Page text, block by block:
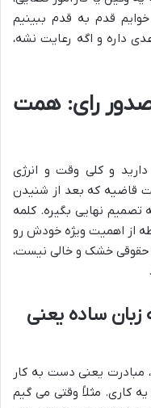
قدم به قدم ببینیم
داره و اگه رعایت نشه،
رای: همت
و کلی وقت و انرژی
قاضیه که بعد از شنیدن
نهایی بگیره. کلمه
از اهمیت ویژه خودش رو
حقوقی خشک و خالی نیست،
ساده یعنی
مبادرت یعنی دست به کار
کاری. مثلاً وقتی می گیم